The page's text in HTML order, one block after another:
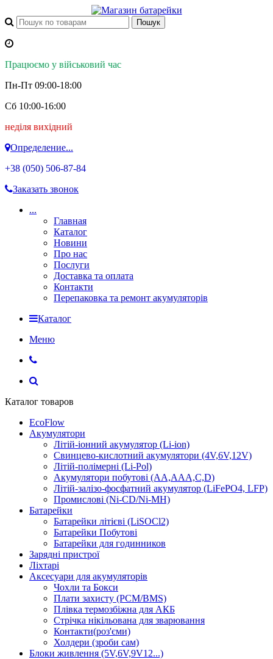
Працюємо у військовий час
Пн-Пт 09:00-18:00
Сб 10:00-16:00
неділя вихідний
Определение...
+38 (050) 506-87-84
Заказать звонок
...
Главная
Каталог
Новини
Про нас
Послуги
Доставка та оплата
Контакти
Перепаковка та ремонт акумуляторів
Каталог
Меню
Каталог товаров
EcoFlow
Акумулятори
Літій-іонний акумулятор (Li-ion)
Свинцево-кислотний акумулятори (4V,6V,12V)
Літій-полімерні (Li-Pol)
Акумулятори побутові (AA,AAA,C,D)
Літій-залізо-фосфатний акумулятор (LiFePO4, LFP)
Промислові (Ni-CD/Ni-MH)
Батарейки
Батарейки літієві (LiSOCl2)
Батарейки Побутові
Батарейки для годинников
Зарядні пристрої
Ліхтарі
Аксесуари для акумуляторів
Чохли та Бокси
Плати захисту (PCM/BMS)
Плівка термозбіжна для АКБ
Стрічка нікільована для зварювання
Контакти(роз'єми)
Холдери (зроби сам)
Блоки живлення (5V,6V,9V12...)